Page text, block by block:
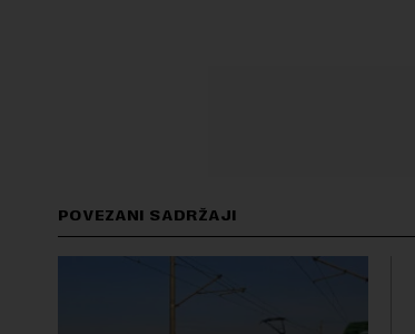
POVEZANI SADRŽAJI